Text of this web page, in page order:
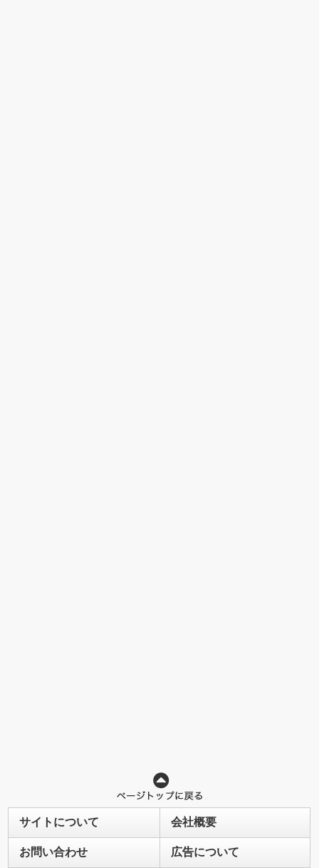
サイトについて 会社概要
お問い合わせ 広告について